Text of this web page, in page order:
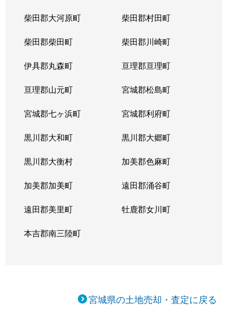
柴田郡大河原町 柴田郡村田町
柴田郡柴田町 柴田郡川崎町
伊具郡丸森町 亘理郡亘理町
亘理郡山元町 宮城郡松島町
宮城郡七ヶ浜町 宮城郡利府町
黒川郡大和町 黒川郡大郷町
黒川郡大衡村 加美郡色麻町
加美郡加美町 遠田郡涌谷町
遠田郡美里町 牡鹿郡女川町
本吉郡南三陸町
宮城県の土地売却・査定に戻る